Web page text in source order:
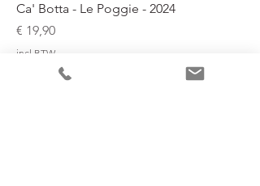
Ca' Botta - Le Poggie - 2024
Prijs
€ 19,90
incl.BTW
Nu per glas in onze wijnbar